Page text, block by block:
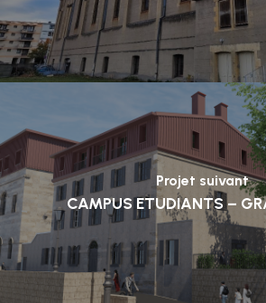
Projet suivant
CAMPUS ETUDIANTS –